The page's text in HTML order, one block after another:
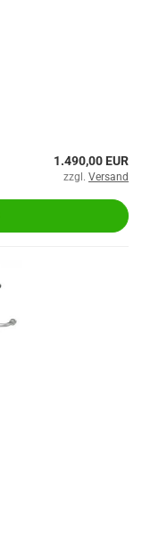
1.490,00 EUR
zzgl. Versand